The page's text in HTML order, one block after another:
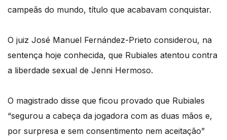
campeãs do mundo, título que acabavam conquistar.
O juiz José Manuel Fernández-Prieto considerou, na
sentença hoje conhecida, que Rubiales atentou contra
a liberdade sexual de Jenni Hermoso.
O magistrado disse que ficou provado que Rubiales
“segurou a cabeça da jogadora com as duas mãos e,
por surpresa e sem consentimento nem aceitação”